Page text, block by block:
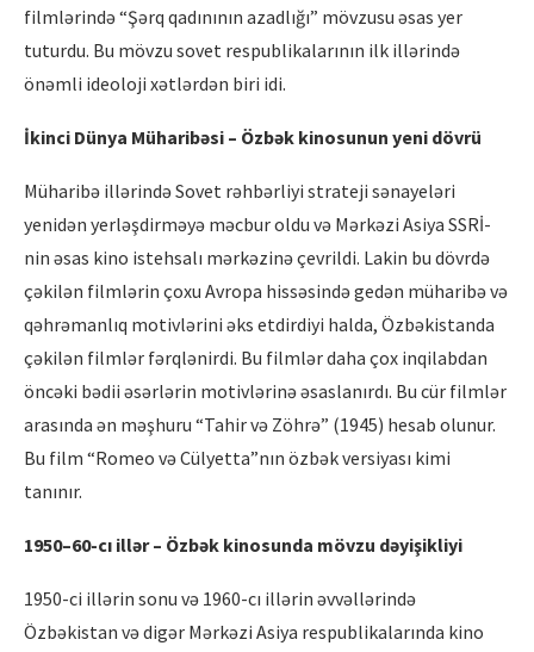
filmlərində “Şərq qadınının azadlığı” mövzusu əsas yer
tuturdu. Bu mövzu sovet respublikalarının ilk illərində
önəmli ideoloji xətlərdən biri idi.
İkinci Dünya Müharibəsi – Özbək kinosunun yeni dövrü
Müharibə illərində Sovet rəhbərliyi strateji sənayeləri
yenidən yerləşdirməyə məcbur oldu və Mərkəzi Asiya SSRİ-
nin əsas kino istehsalı mərkəzinə çevrildi. Lakin bu dövrdə
çəkilən filmlərin çoxu Avropa hissəsində gedən müharibə və
qəhrəmanlıq motivlərini əks etdirdiyi halda, Özbəkistanda
çəkilən filmlər fərqlənirdi. Bu filmlər daha çox inqilabdan
öncəki bədii əsərlərin motivlərinə əsaslanırdı. Bu cür filmlər
arasında ən məşhuru “Tahir və Zöhrə” (1945) hesab olunur.
Bu film “Romeo və Cülyetta”nın özbək versiyası kimi
tanınır.
1950–60-cı illər – Özbək kinosunda mövzu dəyişikliyi
1950-ci illərin sonu və 1960-cı illərin əvvəllərində
Özbəkistan və digər Mərkəzi Asiya respublikalarında kino